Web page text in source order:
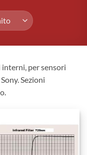
per sensori
Sezioni